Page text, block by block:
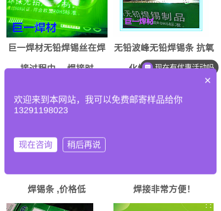
巨一焊材无铅焊锡丝在焊
接过程中， 焊接时
无铅波峰无铅焊锡条 抗氧
化性能好，锡渣少
焊锡条 ,价格低 焊接非常方便！
现在有优惠活动吗
×
欢迎来到本网站，我可以免费邮寄样品给你
13291198023
现在咨询 稍后再说